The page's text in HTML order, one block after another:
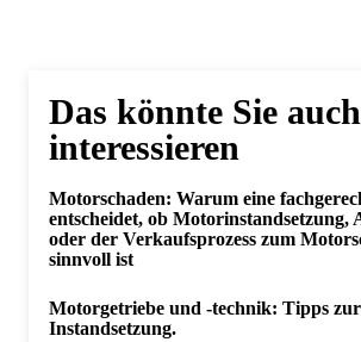
Das könnte Sie auch
interessieren
Motorschaden: Warum eine
entscheidet, ob Motorinstandsetzung,
oder der Verkaufsprozess zum
sinnvoll ist
Motorgetriebe und -technik: Tipps
Instandsetzung.